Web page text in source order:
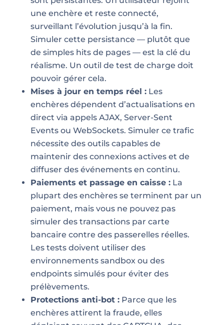
une enchère et reste connecté,
surveillant l’évolution jusqu’à la fin.
Simuler cette persistance — plutôt que
de simples hits de pages — est la clé du
réalisme. Un outil de test de charge doit
pouvoir gérer cela.
Mises à jour en temps réel :Les
enchères dépendent d’actualisations en
direct via appels AJAX, Server-Sent
Events ou WebSockets. Simuler ce trafic
nécessite des outils capables de
maintenir des connexions actives et de
diffuser des événements en continu.
Paiements et passage en caisse :La
plupart des enchères se terminent par un
paiement, mais vous ne pouvez pas
simuler des transactions par carte
bancaire contre des passerelles réelles.
Les tests doivent utiliser des
environnements sandbox ou des
endpoints simulés pour éviter des
prélèvements.
Protections anti-bot :Parce que les
enchères attirent la fraude, elles